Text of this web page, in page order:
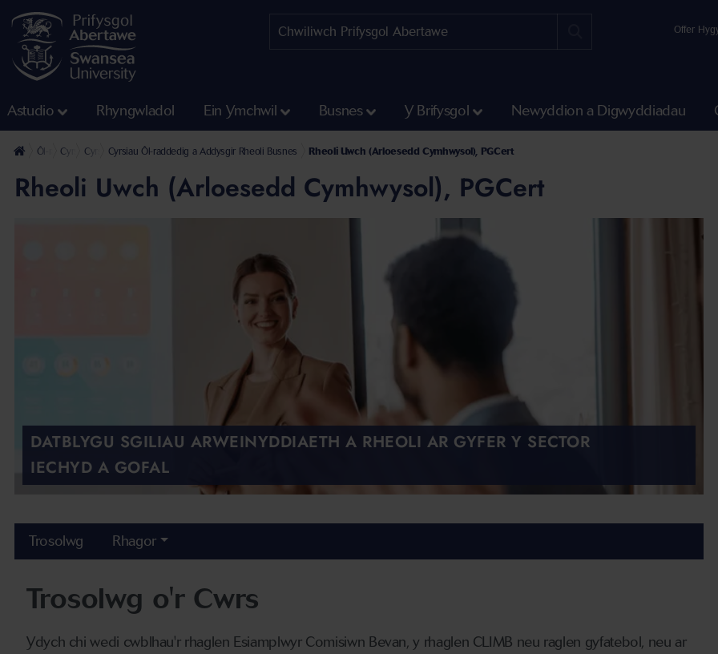
Offer
Astudio Rhyngwladol Ein Ymchwil Busnes Y Brifysgol Newyddion a Digwyddiadau
Ôl-raddedigCyrsiau Ôl-raddedig a Addysgir
Cyrsiau Ôl-raddedig a Addysgir yr Ysgol Reolaeth
Cyrsiau Ôl-raddedig a Addysgir Rheoli Busnes Rheoli Uwch (Arloesedd Cymhwysol), PGCert
Rheoli Uwch (Arloesedd Cymhwysol), PGCert
DATBLYGU SGILIAU ARWEINYDDIAETH A RHEOLI AR GYFER Y SECTOR
IECHYD A GOFAL
Trosolwg Rhagor
Trosolwg o'r Cwrs
Ydych chi wedi cwblhau'r rhaglen Esiamplwyr Comisiwn Bevan, y rhaglen CLIMB neu raglen gyfatebol, neu ar